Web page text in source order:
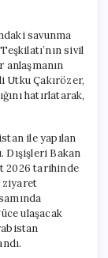
savunma
sivil
anlaşmanın
Çakırözer,
hatırlatarak,
ile yapılan
Dışişleri Bakan
2026 tarihinde
ziyaret
ulaşacak